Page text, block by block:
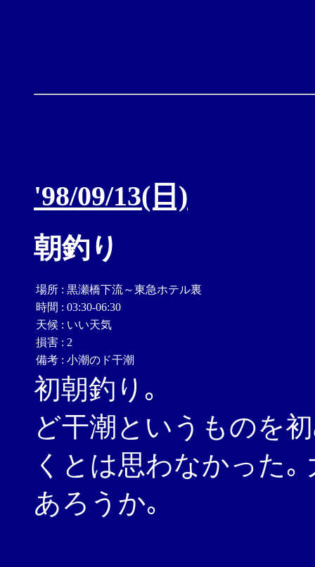
'98/09/13(日)
朝釣り
場所 : 黒瀬橋下流～東急ホテル裏
時間 : 03:30-06:30
天候 : いい天気
損害 : 2
備考 : 小潮のド干潮
初朝釣り｡
ど干潮というものを
くとは思わなかった
あろうか｡